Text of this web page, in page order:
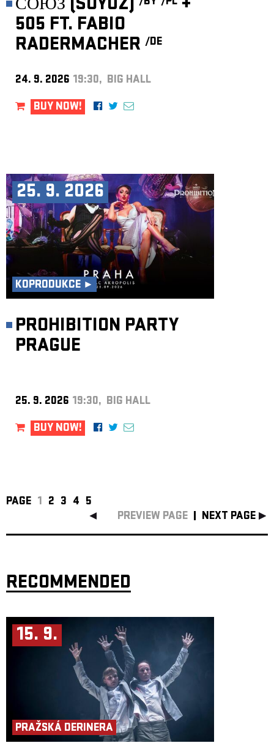
СОЮЗ (SOYUZ)
+
505 FT. FABIO
RADERMACHER /DE
24. 9. 2026 19:30, BIG HALL
BUY NOW!
25. 9. 2026
KOPRODUKCE ►
PROHIBITION PARTY
PRAGUE
25. 9. 2026 19:30, BIG HALL
BUY NOW!
PAGE 1 2 3 4 5
PREVIEW PAGE
NEXT PAGE
RECOMMENDED
15. 9.
PRAŽSKÁ DERINERA